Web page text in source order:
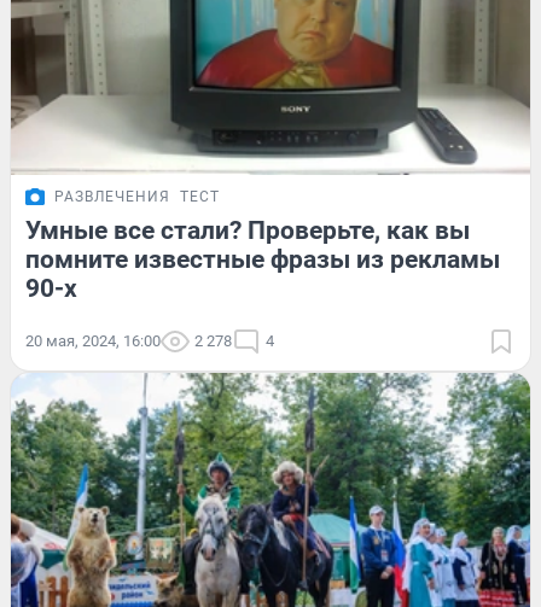
РАЗВЛЕЧЕНИЯ ТЕСТ
Умные все стали? Проверьте, как вы
помните известные фразы из рекламы
90-х
20 мая, 2024, 16:00 2 278 4